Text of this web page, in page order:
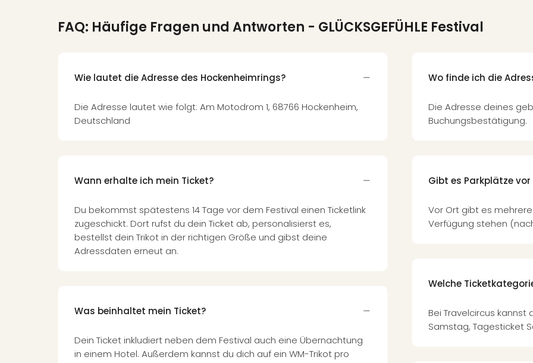
FAQ: Häufige Fragen und Antworten - GLÜCKSGEFÜHLE Festival
Wie lautet die Adresse des Hockenheimrings?
Die Adresse lautet wie folgt: Am Motodrom 1, 68766 Hockenheim,
Deutschland
Wann erhalte ich mein Ticket?
Du bekommst spätestens 14 Tage vor dem Festival einen Ticketlink
zugeschickt. Dort rufst du dein Ticket ab, personalisierst es,
bestellst dein Trikot in der richtigen Größe und gibst deine
Adressdaten erneut an.
Was beinhaltet mein Ticket?
Dein Ticket inkludiert neben dem Festival auch eine Übernachtung
in einem Hotel. Außerdem kannst du dich auf ein WM-Trikot pro
Wo finde ich die
Die Adresse deines
Buchungsbestätigung.
Gibt es Parkplätze vor
Vor Ort gibt es
Verfügung stehen
Welche
Bei Travelcircus
Samstag, Tagesticket